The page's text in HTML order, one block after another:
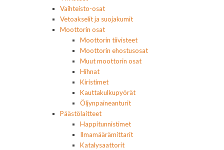
Vaihteisto-osat
Vetoakselit ja suojakumit
Moottorin osat
Moottorin tiivisteet
Moottorin ehostusosat
Muut moottorin osat
Hihnat
Kiristimet
Kauttakulkupyörät
Öljynpaineanturit
Päästölaitteet
Happitunnistimet
Ilmamäärämittarit
Katalysaattorit